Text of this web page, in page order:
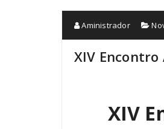
Aministrador
XIV Encontro
XIV